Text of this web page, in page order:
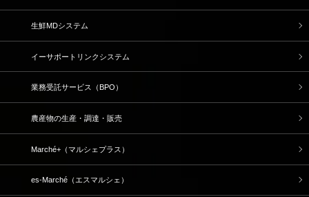
生鮮MDシステム
イーサポートリンクシステム
業務受託サービス（BPO）
農産物の生産・調達・販売
Marché+（マルシェプラス）
es-Marché（エスマルシェ）